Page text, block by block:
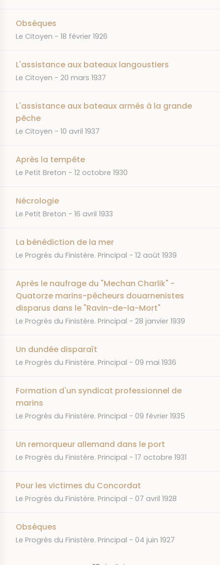
Obsèques
JOURNAL
Le Citoyen DATE
18 février 1926
L'assistance aux bateaux langoustiers
JOURNAL
Le Citoyen DATE
20 mars 1937
L'assistance aux bateaux armés à la grande
pêche
JOURNAL
Le Citoyen DATE
10 avril 1937
Après la tempête
JOURNAL
Le Petit Breton DATE
12 octobre 1930
Nécrologie
JOURNAL
Le Petit Breton DATE
16 avril 1933
La bénédiction de la mer
JOURNAL
Le Progrès du Finistère. Principal DATE
12 août 1939
Après le naufrage du "Mechan Charlik" -
Quatorze marins-pêcheurs douarnenistes
disparus dans le "Ravin-de-la-Mort"
JOURNAL
Le Progrès du Finistère. Principal DATE
28 janvier 1939
Un dundée disparaît
JOURNAL
Le Progrès du Finistère. Principal DATE
09 mai 1936
Formation d'un syndicat professionnel de
marins
JOURNAL
Le Progrès du Finistère. Principal DATE
09 février 1935
Un remorqueur allemand dans le port
JOURNAL
Le Progrès du Finistère. Principal DATE
17 octobre 1931
Pour les victimes du Concordat
JOURNAL
Le Progrès du Finistère. Principal DATE
07 avril 1928
Obsèques
JOURNAL
Le Progrès du Finistère. Principal DATE
04 juin 1927